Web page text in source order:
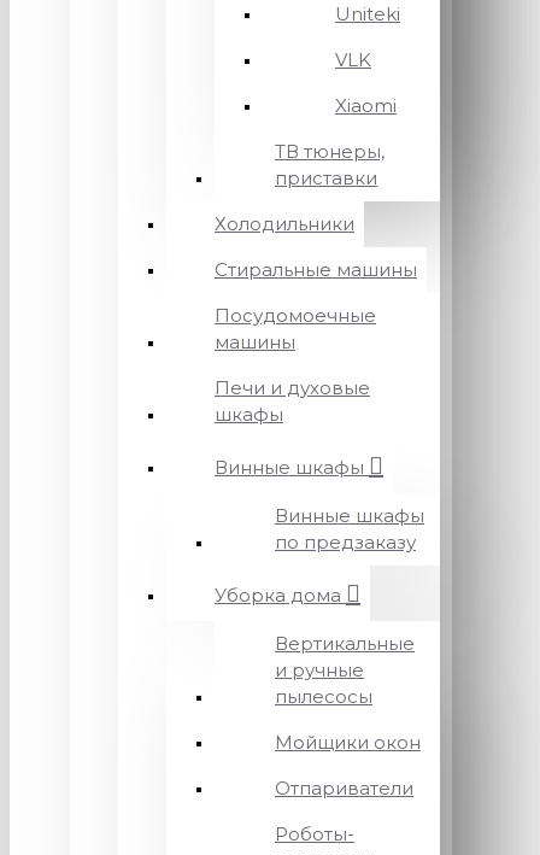
Uniteki
VLK
Xiaomi
ТВ тюнеры,
приставки
Холодильники
Стиральные машины
Посудомоечные
машины
Печи и духовые
шкафы
Винные шкафы
Винные шкафы
по предзаказу
Уборка дома
Вертикальные
и ручные
пылесосы
Мойщики окон
Отпариватели
Роботы-